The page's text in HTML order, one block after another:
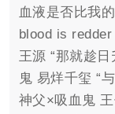
血液是否比我
blood is
王源 “那就趁
鬼 易烊千玺 “
神父×吸血鬼